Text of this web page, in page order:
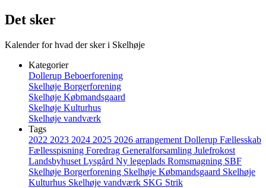
Det sker
Kalender for hvad der sker i Skelhøje
Kategorier
Dollerup Beboerforening
Skelhøje Borgerforening
Skelhøje Købmandsgaard
Skelhøje Kulturhus
Skelhøje vandværk
Tags
2022 2023 2024 2025 2026 arrangement Dollerup Fællesskab
Fællesspisning Foredrag Generalforsamling Julefrokost
Landsbyhuset Lysgård Ny legeplads Romsmagning SBF
Skelhøje Borgerforening Skelhøje Købmandsgaard Skelhøje
Kulturhus Skelhøje vandværk SKG Strik